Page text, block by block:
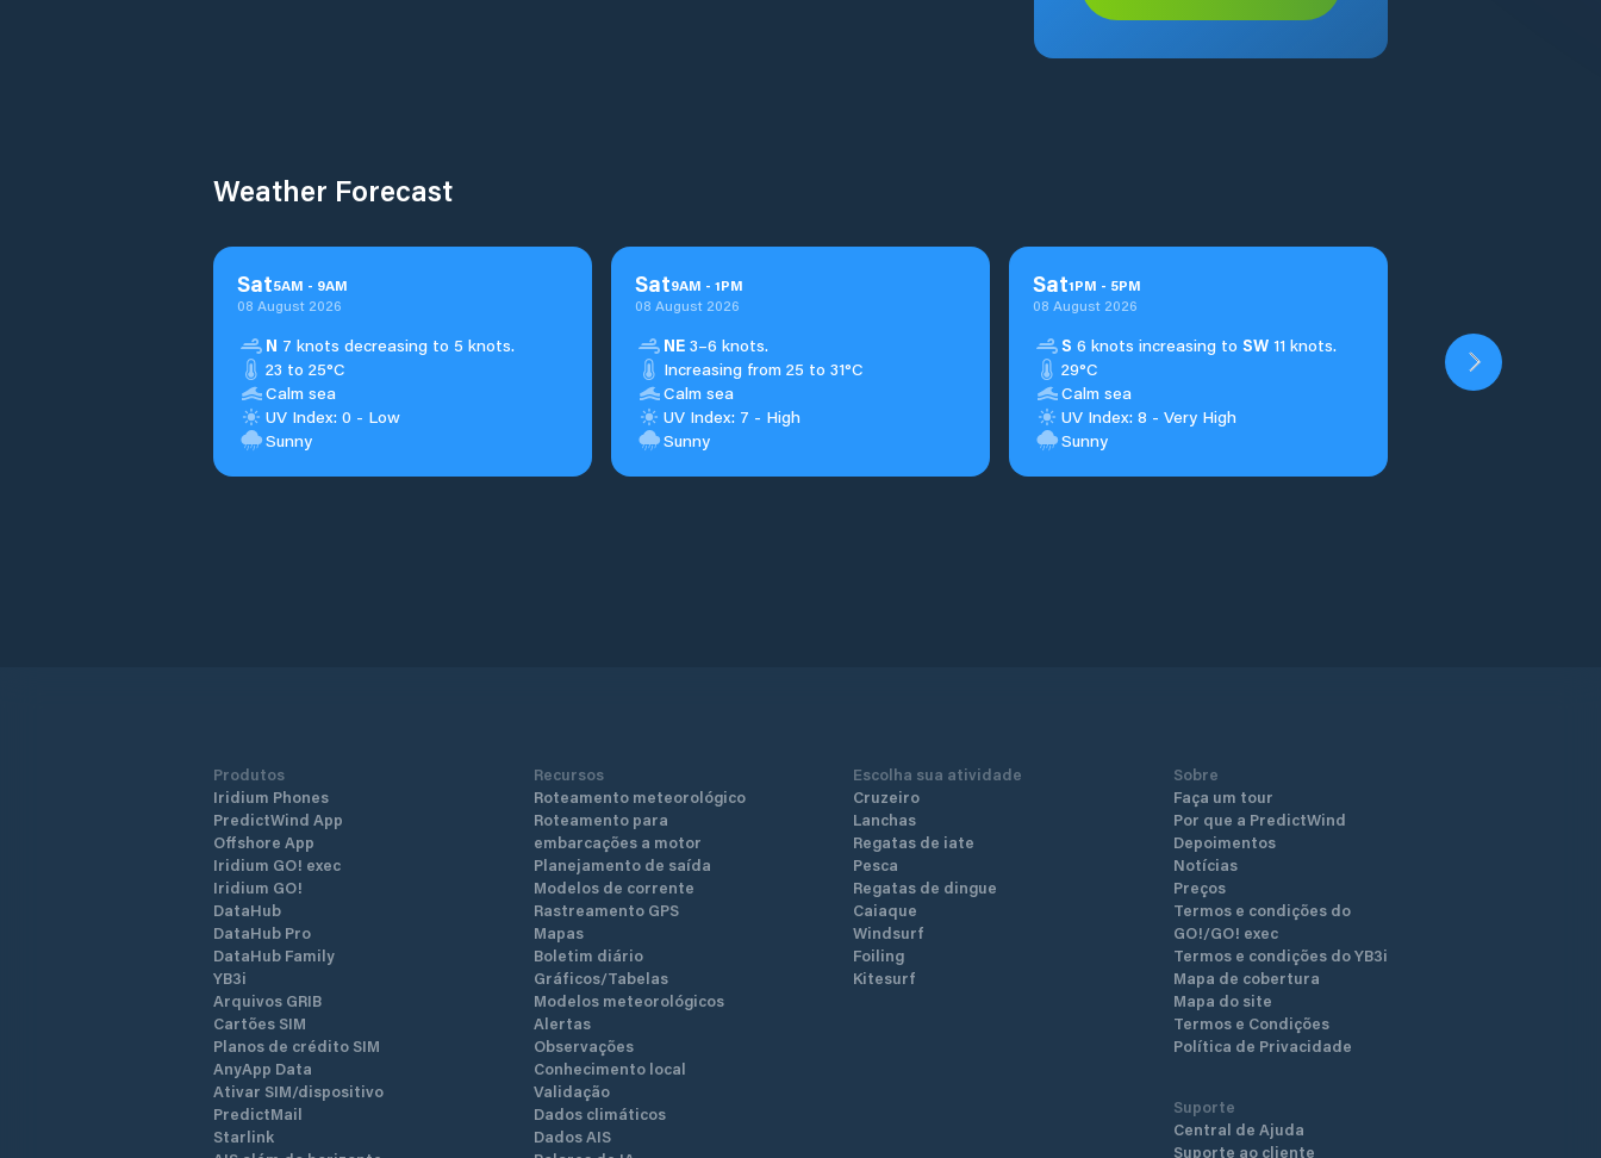
Weather Forecast
Sat5AM - 9AM
08 August 2026
N 7 knots decreasing to 5 knots.
23 to 25°C
Calm sea
UV Index: 0 - Low
Sunny
Sat9AM - 1PM
08 August 2026
NE 3–6 knots.
Increasing from 25 to 31°C
Calm sea
UV Index: 7 - High
Sunny
Sat1PM - 5PM
08 August 2026
S 6 knots increasing to SW 11 knots.
29°C
Calm sea
UV Index: 8 - Very High
Sunny
Produtos
Iridium Phones
PredictWind App
Offshore App
Iridium GO! exec
Iridium GO!
DataHub
DataHub Pro
DataHub Family
YB3i
Arquivos GRIB
Cartões SIM
Planos de crédito SIM
AnyApp Data
Ativar SIM/dispositivo
PredictMail
Starlink
Recursos
Roteamento meteorológico
Roteamento para
embarcações a motor
Planejamento de saída
Modelos de corrente
Rastreamento GPS
Mapas
Boletim diário
Gráficos/Tabelas
Modelos meteorológicos
Alertas
Observações
Conhecimento local
Validação
Dados climáticos
Dados AIS
Escolha sua atividade
Cruzeiro
Lanchas
Regatas de iate
Pesca
Regatas de dingue
Caiaque
Windsurf
Foiling
Kitesurf
Sobre
Faça um tour
Por que a PredictWind
Depoimentos
Notícias
Preços
Termos e condições do
GO!/GO! exec
Termos e condições do YB3i
Mapa de cobertura
Mapa do site
Termos e Condições
Política de Privacidade
Suporte
Central de Ajuda
Suporte ao cliente